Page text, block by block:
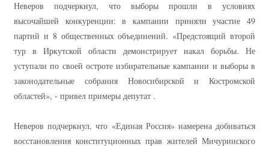
Неверов подчеркнул, что выборы прошли в условиях
высочайшей конкуренции: в кампании приняли участие 49
партий и 8 общественных объединений. «Предстоящий второй
тур в Иркутской области демонстрирует накал борьбы. Не
уступали по своей остроте избирательные кампании и выборы в
законодательные собрания Новосибирской и Костромской
областей», - привел примеры депутат .
Неверов подчеркнул, что «Единая Россия» намерена добиваться
восстановления конституционных прав жителей Мичуринского